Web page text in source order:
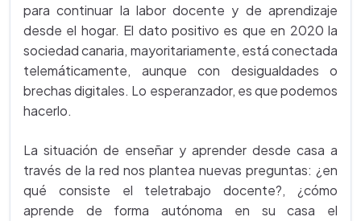
para continuar la labor docente y de aprendizaje
desde el hogar. El dato positivo es que en 2020 la
sociedad canaria, mayoritariamente, está conectada
telemáticamente, aunque con desigualdades o
brechas digitales. Lo esperanzador, es que podemos
hacerlo.
La situación de enseñar y aprender desde casa a
través de la red nos plantea nuevas preguntas: ¿en
qué consiste el teletrabajo docente?, ¿cómo
aprende de forma autónoma en su casa el